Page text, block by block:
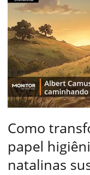
Como
papel
natalinas